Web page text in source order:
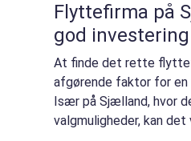
Flyttefirma på
god investering
At finde det rette
afgørende faktor for
Især på Sjælland, hvor
valgmuligheder, kan